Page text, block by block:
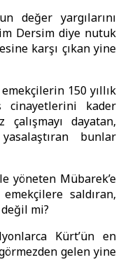
değer yargılarını
Dersim diye nutuk
karşı çıkan yine
150 yıllık
cinayetlerini kader
dayatan,
bunlar
yöneten Mübarek’e
saldıran,
mi?
Kürt’ün en
gelen yine